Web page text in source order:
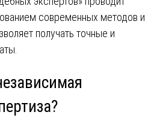
современных методов и
получать точные и